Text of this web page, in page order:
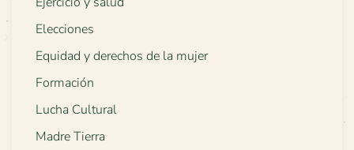
Elecciones
Equidad y derechos de la mujer
Formación
Lucha Cultural
Madre Tierra